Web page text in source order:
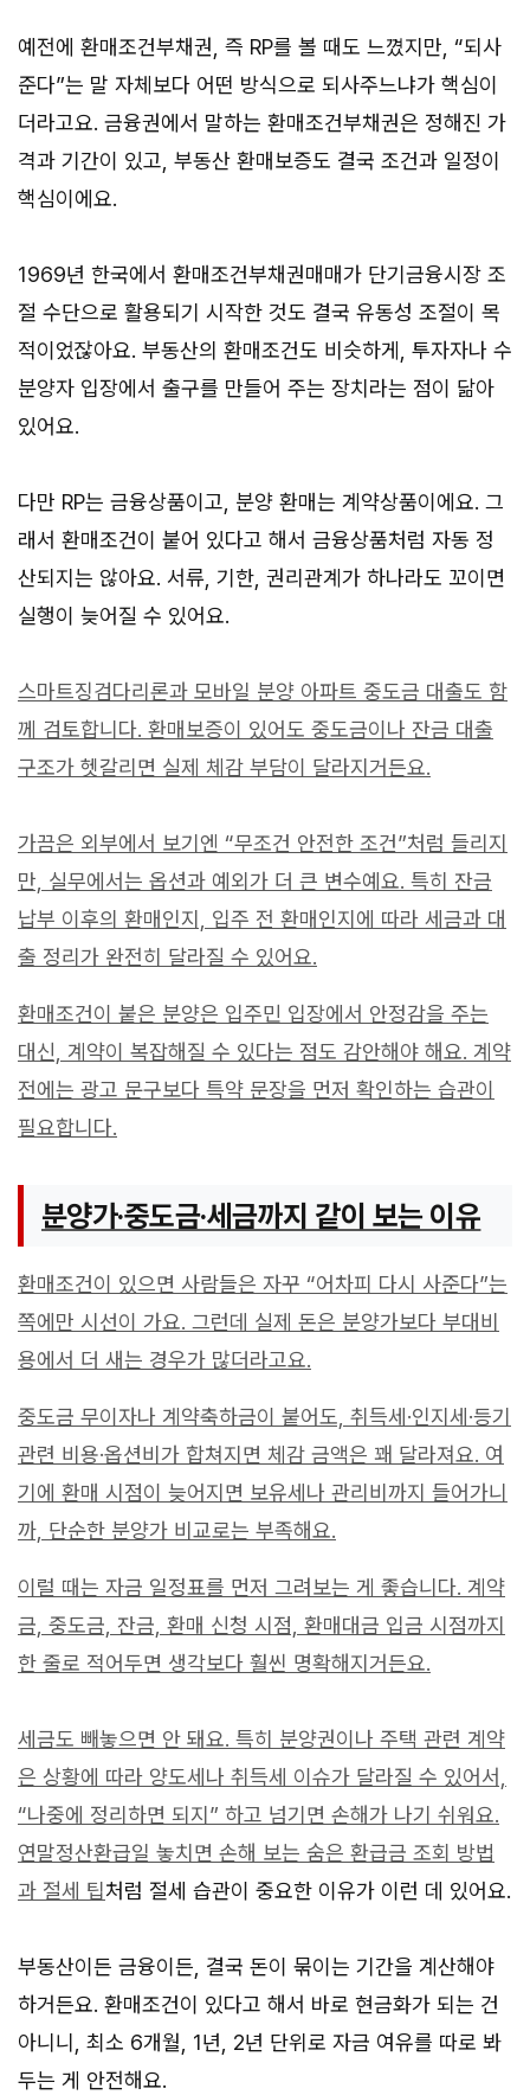
예전에 환매조건부채권, 즉 RP를 볼 때도 느꼈지만, “되사
준다”는 말 자체보다 어떤 방식으로 되사주느냐가 핵심이
더라고요. 금융권에서 말하는 환매조건부채권은 정해진 가
격과 기간이 있고, 부동산 환매보증도 결국 조건과 일정이
핵심이에요.
1969년 한국에서 환매조건부채권매매가 단기금융시장 조
절 수단으로 활용되기 시작한 것도 결국 유동성 조절이 목
적이었잖아요. 부동산의 환매조건도 비슷하게, 투자자나 수
분양자 입장에서 출구를 만들어 주는 장치라는 점이 닮아
있어요.
다만 RP는 금융상품이고, 분양 환매는 계약상품이에요. 그
래서 환매조건이 붙어 있다고 해서 금융상품처럼 자동 정
산되지는 않아요. 서류, 기한, 권리관계가 하나라도 꼬이면
실행이 늦어질 수 있어요.
스마트징검다리론과 모바일 분양 아파트 중도금 대출도 함
께 검토합니다. 환매보증이 있어도 중도금이나 잔금 대출
구조가 헷갈리면 실제 체감 부담이 달라지거든요.
가끔은 외부에서 보기엔 “무조건 안전한 조건”처럼 들리지
만, 실무에서는 옵션과 예외가 더 큰 변수예요. 특히 잔금
납부 이후의 환매인지, 입주 전 환매인지에 따라 세금과 대
출 정리가 완전히 달라질 수 있어요.
환매조건이 붙은 분양은 입주민 입장에서 안정감을 주는
대신, 계약이 복잡해질 수 있다는 점도 감안해야 해요. 계약
전에는 광고 문구보다 특약 문장을 먼저 확인하는 습관이
필요합니다.
분양가·중도금·세금까지 같이 보는 이유
환매조건이 있으면 사람들은 자꾸 “어차피 다시 사준다”는
쪽에만 시선이 가요. 그런데 실제 돈은 분양가보다 부대비
용에서 더 새는 경우가 많더라고요.
중도금 무이자나 계약축하금이 붙어도, 취득세·인지세·등기
관련 비용·옵션비가 합쳐지면 체감 금액은 꽤 달라져요. 여
기에 환매 시점이 늦어지면 보유세나 관리비까지 들어가니
까, 단순한 분양가 비교로는 부족해요.
이럴 때는 자금 일정표를 먼저 그려보는 게 좋습니다. 계약
금, 중도금, 잔금, 환매 신청 시점, 환매대금 입금 시점까지
한 줄로 적어두면 생각보다 훨씬 명확해지거든요.
세금도 빼놓으면 안 돼요. 특히 분양권이나 주택 관련 계약
은 상황에 따라 양도세나 취득세 이슈가 달라질 수 있어서,
“나중에 정리하면 되지” 하고 넘기면 손해가 나기 쉬워요.
연말정산환급일 놓치면 손해 보는 숨은 환급금 조회 방법
과 절세 팁처럼 절세 습관이 중요한 이유가 이런 데 있어요.
부동산이든 금융이든, 결국 돈이 묶이는 기간을 계산해야
하거든요. 환매조건이 있다고 해서 바로 현금화가 되는 건
아니니, 최소 6개월, 1년, 2년 단위로 자금 여유를 따로 봐
두는 게 안전해요.